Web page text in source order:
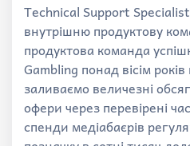
Technical Support
внутрішню продуктову
продуктова команда
Gambling понад вісім
заливаємо величезні
офери через перевірені
спенди медіабаєрів